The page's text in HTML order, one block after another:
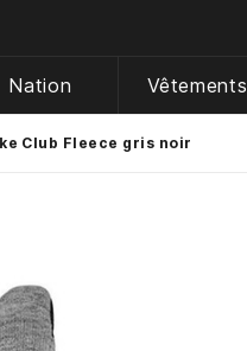
Nation Vêtements
Club Fleece gris noir